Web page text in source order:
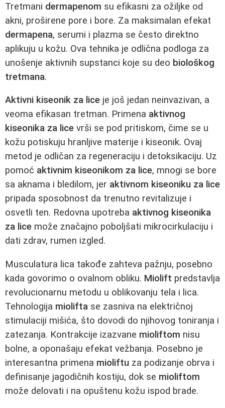
Tretmani dermapenom su efikasni za ožiljke od
akni, proširene pore i bore. Za maksimalan efekat
dermapena, serumi i plazma se često direktno
aplikuju u kožu. Ova tehnika je odlična podloga za
unošenje aktivnih supstanci koje su deo biološkog
tretmana.
Aktivni kiseonik za lice je još jedan neinvazivan, a
veoma efikasan tretman. Primena aktivnog
kiseonika za lice vrši se pod pritiskom, čime se u
kožu potiskuju hranljive materije i kiseonik. Ovaj
metod je odličan za regeneraciju i detoksikaciju. Uz
pomoć aktivnim kiseonikom za lice, mnogi se bore
sa aknama i bledilom, jer aktivnom kiseoniku za lice
pripada sposobnost da trenutno revitalizuje i
osvetli ten. Redovna upotreba aktivnog kiseonika
za lice može značajno poboljšati mikrocirkulaciju i
dati zdrav, rumen izgled.
Musculatura lica takođe zahteva pažnju, posebno
kada govorimo o ovalnom obliku. Miolift predstavlja
revolucionarnu metodu u oblikovanju tela i lica.
Tehnologija miolifta se zasniva na električnoj
stimulaciji mišića, što dovodi do njihovog toniranja i
zatezanja. Kontrakcije izazvane mioliftom nisu
bolne, a oponašaju efekat vežbanja. Posebno je
interesantna primena mioliftu za podizanje obrva i
definisanje jagodičnih kostiju, dok se mioliftom
može delovati i na opuštenu kožu ispod brade.